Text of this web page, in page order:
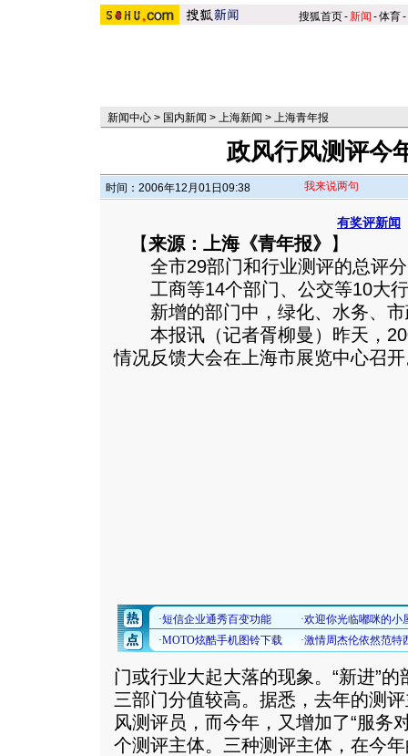
搜狐首页-新闻 -体育-
新闻中心 > 国内新闻 > 上海新闻 > 上海青年报
政风行风测评今
时间：2006年12月01日09:38 我来说两句
有奖评新闻
【来源：上海《青年报》 】
全市29部门和行业测评的总评分
工商等14个部门、公交等10大行
新增的部门中，绿化、水务、市
本报讯（记者胥柳曼）昨天，
情况反馈大会在上海市展览中心召
门或行业大起大落的现象。“新进”
三部门分值较高。据悉，去年的测
风测评员，而今年，又增加了“服务
个测评主体。三种测评主体，在今